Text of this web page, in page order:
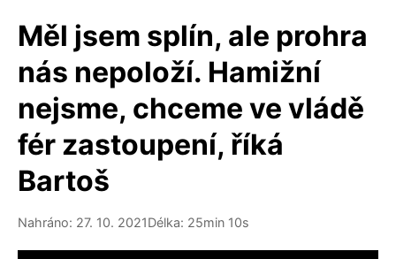
Měl jsem splín, ale prohra
nás nepoloží. Hamižní
nejsme, chceme ve vládě
fér zastoupení, říká
Bartoš
Nahráno: 27. 10. 2021Délka: 25min 10s